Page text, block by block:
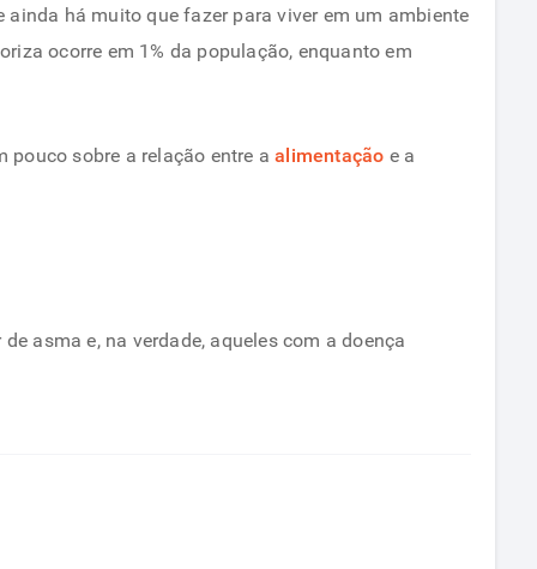
há muito que fazer para viver em um ambiente
ocorre em 1% da população, enquanto em
pouco sobre a relação entre aalimentação e a
asma e, na verdade, aqueles com a doença